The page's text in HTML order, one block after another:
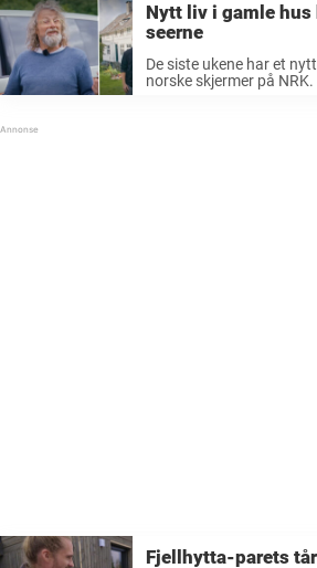
Nytt liv i gamle
seerne
De siste ukene har et
norske skjermer på
Fjellhytta-parets